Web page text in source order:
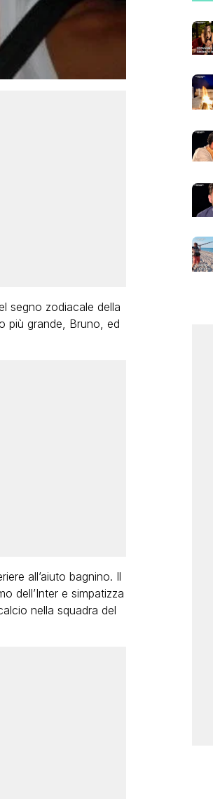
segno zodiacale della
più grande, Bruno, ed
all’aiuto bagnino. Il
dell’Inter e simpatizza
nella squadra del